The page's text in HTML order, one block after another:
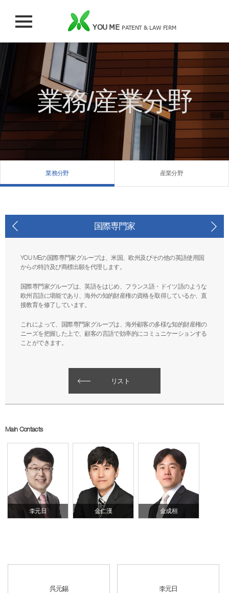
YOU ME PATENT & LAW FIRM
業務/産業分野
業務分野 産業分野
国際専門家
YOU MEの国際専門家グループは、米国、欧州及びその他の英語使用国
からの特許及び商標出願を代理します。
国際専門家グループは、英語をはじめ、フランス語・ドイツ語のような
欧州言語に堪能であり、海外の知的財産権の資格を取得しているか、直
接教育を修了しています。
これによって、国際専門家グループは、海外顧客の多様な知的財産権の
ニーズを把握した上で、顧客の言語で効率的にコミュニケーションする
ことができます。
リスト
Main Contacts
李元日 金仁漢 金成桓
呉元錫 李元日